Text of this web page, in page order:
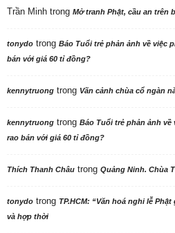
Trần Minh trong Mở tranh Phật, cầu an trên
tonydo trong Báo Tuổi trẻ phản ảnh về việc
bán với giá 60 tỉ đồng?
kennytruong trong Vãn cảnh chùa cổ ngàn
kennytruong trong Báo Tuổi trẻ phản ảnh về
rao bán với giá 60 tỉ đồng?
Thích Thanh Châu trong Quảng Ninh. Chùa
tonydo trong TP.HCM: “Văn hoá nghi lễ
và hợp thời